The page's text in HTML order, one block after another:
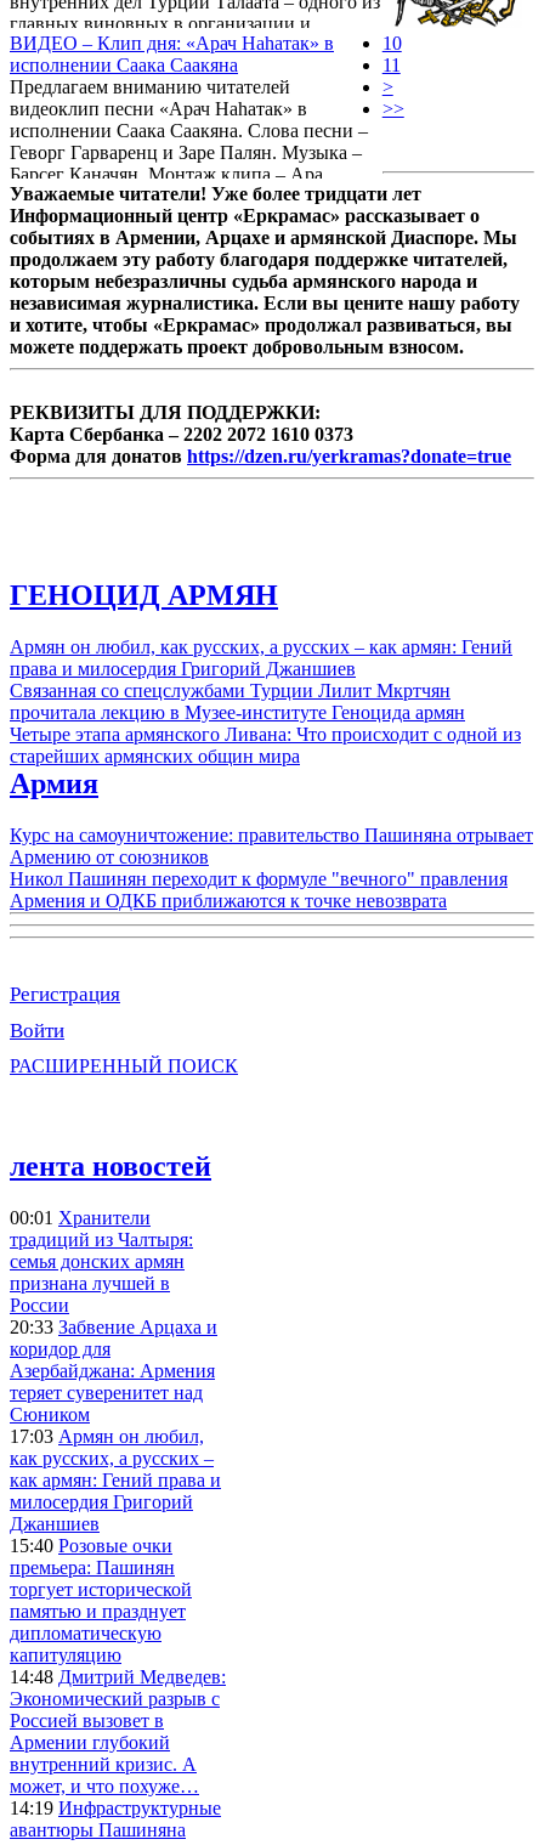
главных виновных в организации и
осуществлении Геноцида армян.
Состоявшийся в июне 1921 г. в Берлине суд
оправдал Тейлеряна. Уничтожение Талаата
породило известную песню «Гини лиц!».
Предлагаем вниманию читателей
видеоклип на песню «Гини лиц» в
исполнении Саака Саакяна.
ВИДЕО – Клип дня: «Арач Наhатак» в
исполнении Саака Саакяна
Предлагаем вниманию читателей
видеоклип песни «Арач Наhатак» в
исполнении Саака Саакяна. Слова песни –
Геворг Гарваренц и Заре Палян. Музыка –
Барсег Каначян. Монтаж клипа – Ара
Нахшкарян.
10
11
>
>>
Уважаемые читатели! Уже более тридцати лет
Информационный центр «Еркрамас» рассказывает о
событиях в Армении, Арцахе и армянской Диаспоре. Мы
продолжаем эту работу благодаря поддержке читателей,
которым небезразличны судьба армянского народа и
независимая журналистика. Если вы цените нашу работу
и хотите, чтобы «Еркрамас» продолжал развиваться, вы
можете поддержать проект добровольным взносом.
РЕКВИЗИТЫ ДЛЯ ПОДДЕРЖКИ:
Карта Сбербанка – 2202 2072 1610 0373
Форма для донатов https://dzen.ru/yerkramas?donate=true
ГЕНОЦИД АРМЯН
Армян он любил, как русских, а русских – как армян: Гений
права и милосердия Григорий Джаншиев
Связанная со спецслужбами Турции Лилит Мкртчян
прочитала лекцию в Музее-институте Геноцида армян
Четыре этапа армянского Ливана: Что происходит с одной из
старейших армянских общин мира
Армия
Курс на самоуничтожение: правительство Пашиняна отрывает
Армению от союзников
Никол Пашинян переходит к формуле "вечного" правления
Армения и ОДКБ приближаются к точке невозврата
Регистрация
Войти
РАСШИРЕННЫЙ ПОИСК
лента новостей
00:01 Хранители
традиций из Чалтыря:
семья донских армян
признана лучшей в
России
20:33 Забвение Арцаха и
коридор для
Азербайджана: Армения
теряет суверенитет над
Сюником
17:03 Армян он любил,
как русских, а русских –
как армян: Гений права и
милосердия Григорий
Джаншиев
15:40 Розовые очки
премьера: Пашинян
торгует исторической
памятью и празднует
дипломатическую
капитуляцию
14:48 Дмитрий Медведев:
Экономический разрыв с
Россией вызовет в
Армении глубокий
внутренний кризис. А
может, и что похуже…
14:19 Инфраструктурные
авантюры Пашиняна